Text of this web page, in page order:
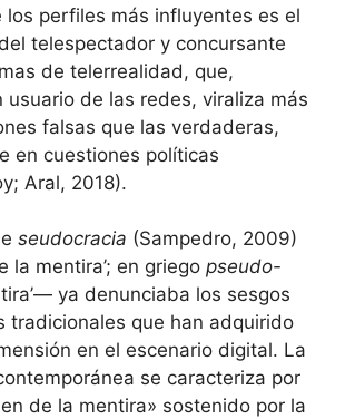
los perfiles más influyentes es el
del telespectador y concursante
de telerrealidad, que,
usuario de las redes, viraliza más
falsas que las verdaderas,
en cuestiones políticas
Aral, 2018).
seudocracia (Sampedro, 2009)
la mentira’; en griego pseudo-
ya denunciaba los sesgos
tradicionales que han adquirido
en el escenario digital. La
se caracteriza por
de la mentira» sostenido por la